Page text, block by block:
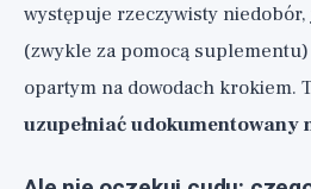
występuje rzeczywisty
(zwykle za pomocą
opartym na dowodach krokiem.
uzupełniać udokumentowany